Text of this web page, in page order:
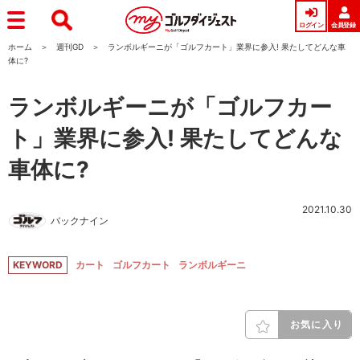
ログイン 会員登録
ホーム 週刊GD
ランボルギーニが「ゴルフカート」業界に参入! 果たしてどんな車
体に?
ランボルギーニが「ゴルフカー
ト」業界に参入! 果たしてどんな
車体に?
バックナイン
2021.10.30
KEYWORD カート ゴルフカート ランボルギーニ
お気に入り